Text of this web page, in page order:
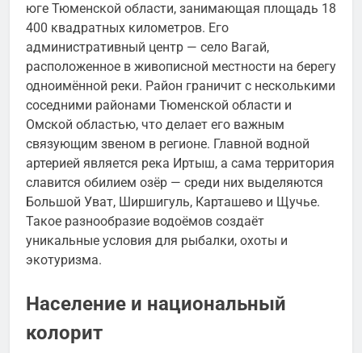
юге Тюменской области, занимающая площадь 18
400 квадратных километров. Его
административный центр — село Вагай,
расположенное в живописной местности на берегу
одноимённой реки. Район граничит с несколькими
соседними районами Тюменской области и
Омской областью, что делает его важным
связующим звеном в регионе. Главной водной
артерией является река Иртыш, а сама территория
славится обилием озёр — среди них выделяются
Большой Уват, Ширшигуль, Карташево и Щучье.
Такое разнообразие водоёмов создаёт
уникальные условия для рыбалки, охоты и
экотуризма.
Население и национальный
колорит